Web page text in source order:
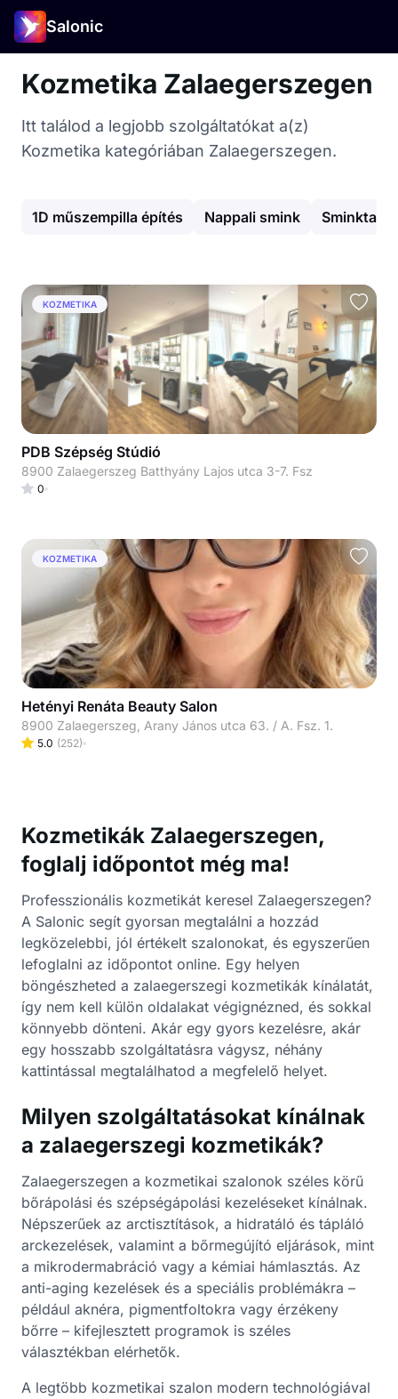
Salonic
Kozmetika Zalaegerszegen
Itt találod a legjobb szolgáltatókat a(z)
Kozmetika kategóriában Zalaegerszegen.
1D műszempilla építés Nappali smink
KOZMETIKA
PDB Szépség Stúdió
8900 Zalaegerszeg Batthyány Lajos utca 3-7. Fsz
0
KOZMETIKA
Hetényi Renáta Beauty Salon
8900 Zalaegerszeg, Arany János utca 63. / A. Fsz. 1.
5.0 (252)
Kozmetikák Zalaegerszegen,
foglalj időpontot még ma!
Professzionális kozmetikát keresel Zalaegerszegen?
A Salonic segít gyorsan megtalálni a hozzád
legközelebbi, jól értékelt szalonokat, és egyszerűen
lefoglalni az időpontot online. Egy helyen
böngészheted a zalaegerszegi kozmetikák kínálatát,
így nem kell külön oldalakat végignézned, és sokkal
könnyebb dönteni. Akár egy gyors kezelésre, akár
egy hosszabb szolgáltatásra vágysz, néhány
kattintással megtalálhatod a megfelelő helyet.
Milyen szolgáltatásokat kínálnak
a zalaegerszegi kozmetikák?
Zalaegerszegen a kozmetikai szalonok széles körű
bőrápolási és szépségápolási kezeléseket kínálnak.
Népszerűek az arctisztítások, a hidratáló és tápláló
arckezelések, valamint a bőrmegújító eljárások, mint
a mikrodermabráció vagy a kémiai hámlasztás. Az
anti-aging kezelések és a speciális problémákra –
például aknéra, pigmentfoltokra vagy érzékeny
bőrre – kifejlesztett programok is széles
választékban elérhetők.
A legtöbb kozmetikai szalon modern technológiával